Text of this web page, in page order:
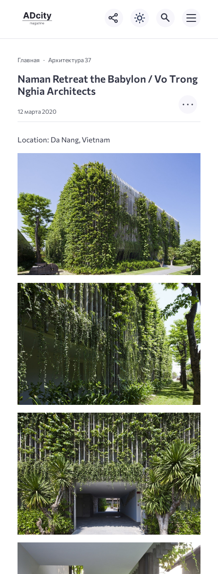
Главная Архитектура 37
Naman Retreat the Babylon / Vo Trong
Nghia Architects
12 марта 2020
Location: Da Nang, Vietnam